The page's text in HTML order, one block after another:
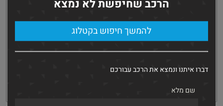
מחיר buy and drive
171,770
₪
העתקת
Whatsapp
קבלת הצעה
מחיר buy and drive
69,770
₪
העתקת
קישור
Whatsapp
הרכב שחיפשת לא נמצא
להמשך חיפוש בקטלוג
דברו איתנו ונמצא את הרכב עבורכם
שם מלא